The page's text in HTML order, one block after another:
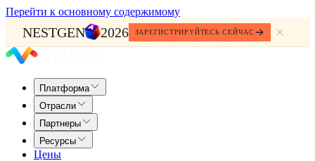
Перейти к основному содержимому
NESTGEN 2026 ЗАРЕГИСТРИРУЙТЕСЬ СЕЙЧАС
Платформа
Отрасли
Партнеры
Ресурсы
Цены